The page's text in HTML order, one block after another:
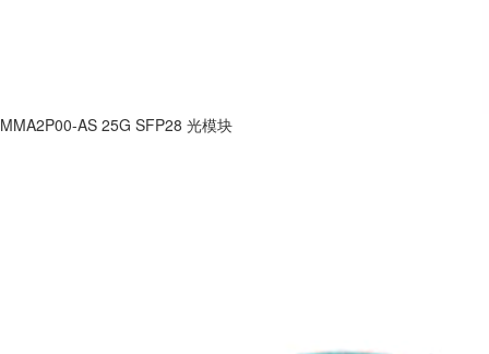
MMA2P00-AS 25G SFP28 光模块